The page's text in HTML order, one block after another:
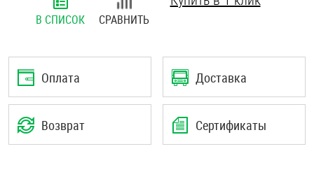
В СПИСОК СРАВНИТЬ
Оплата Доставка
Возврат Сертификаты